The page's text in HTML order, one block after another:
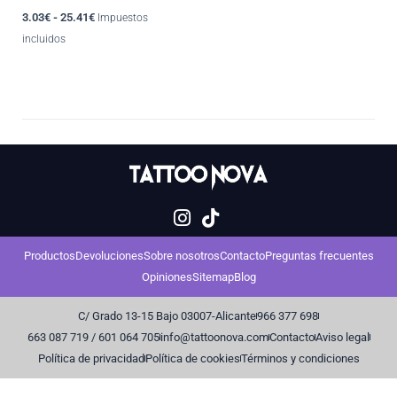
3.03€ - 25.41€ Impuestos
incluidos
ProductosDevolucionesSobre nosotrosContactoPreguntas frecuentes
OpinionesSitemapBlog
C/ Grado 13-15 Bajo 03007-Alicante966 377 698
663 087 719 / 601 064 705info@tattoonova.comContactoAviso legal
Política de privacidadPolítica de cookiesTérminos y condiciones